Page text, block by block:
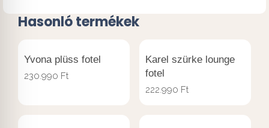
Hasonló termékek
Yvona plüss fotel
230.990 Ft
Karel szürke lounge
fotel
222.990 Ft